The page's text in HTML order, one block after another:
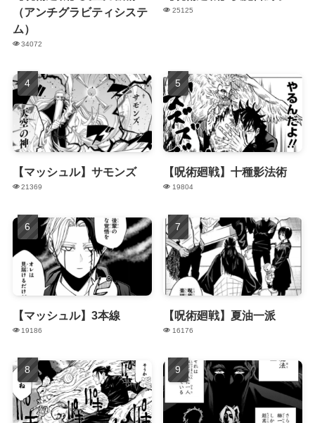
（アンチグラビティシステ
ム）
34072
25125
【マッシュル】サモンズ
21369
【呪術廻戦】十種影法術
19804
【マッシュル】3本線
19186
【呪術廻戦】夏油一派
16176